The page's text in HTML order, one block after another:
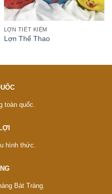
LỢN TIẾT KIỆM
Lợn Thể Thao
toàn quốc.
hình thức.
Bát Tràng.